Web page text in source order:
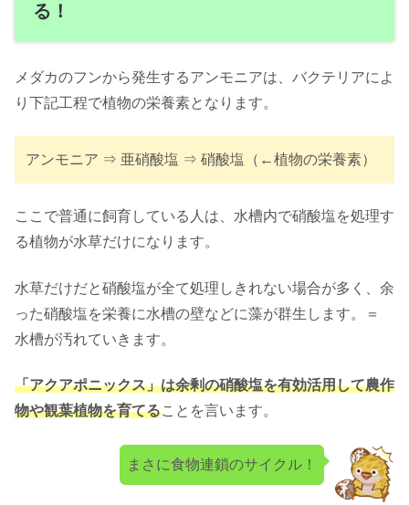
る！
メダカのフンから発生するアンモニアは、バクテリアによ
り下記工程で植物の栄養素となります。
アンモニア ⇒ 亜硝酸塩 ⇒ 硝酸塩（←植物の栄養素）
ここで普通に飼育している人は、水槽内で硝酸塩を処理す
る植物が水草だけになります。
水草だけだと硝酸塩が全て処理しきれない場合が多く、余
った硝酸塩を栄養に水槽の壁などに藻が群生します。＝
水槽が汚れていきます。
「アクアポニックス」は余剰の硝酸塩を有効活用して農作
物や観葉植物を育てることを言います。
まさに食物連鎖のサイクル！